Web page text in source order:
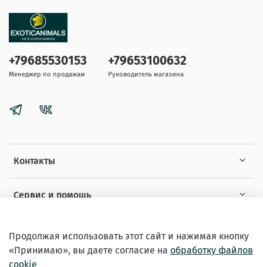
Контакты
Сервис и помощь
+79685530153
Менеджер по продажам
+79653100632
Руководитель магазина
Продолжая использовать этот сайт и нажимая кнопку
«Принимаю», вы даете согласие на обработку файлов
cookie